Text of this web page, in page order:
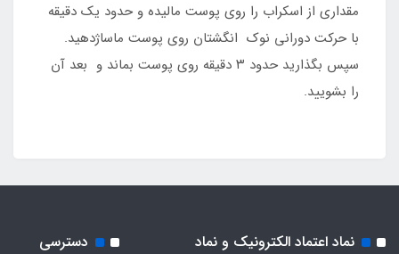
مقداری از اسکراب را روی پوست مالیده و حدود یک دقیقه
با حرکت دورانی نوک انگشتان روی پوست ماساژدهید.
سپس بگذارید حدود ۳ دقیقه روی پوست بماند و بعد آن
را بشویید.
نماد اعتماد الکترونیک و نماد
دسترسی